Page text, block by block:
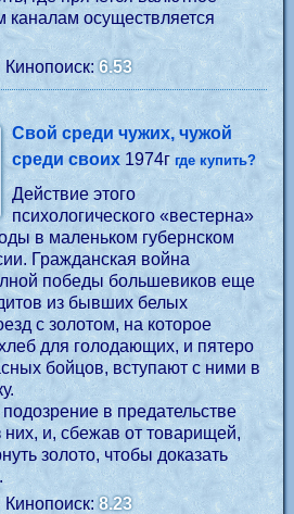
каналам осуществляется
6.53
Свой среди чужих, чужой
среди своих1974г где купить?
Действие этого
психологического «вестерна»
в маленьком губернском
Гражданская война
победы большевиков еще
из бывших белых
с золотом, на которое
для голодающих, и пятеро
бойцов, вступают с ними в
подозрение в предательстве
них, и, сбежав от товарищей,
золото, чтобы доказать
8.23